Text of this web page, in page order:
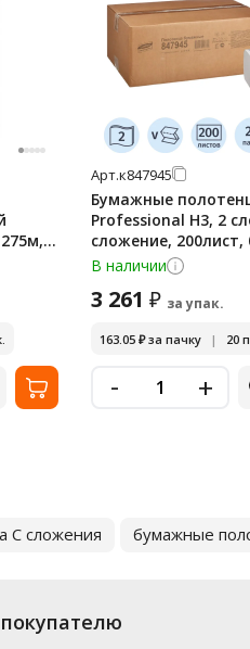
1
Арт.к847945
Бумажные
Professional H3, 2
сложение, 200лист,
пачек
В наличии
3 261 ₽ за упак.
163.05 ₽за пачку | 20
- +
C сложения бумажные